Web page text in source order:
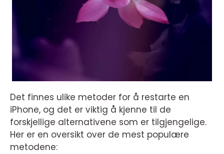
Det finnes ulike metoder for å restarte en
iPhone, og det er viktig å kjenne til de
forskjellige alternativene som er tilgjengelige.
Her er en oversikt over de mest populære
metodene: